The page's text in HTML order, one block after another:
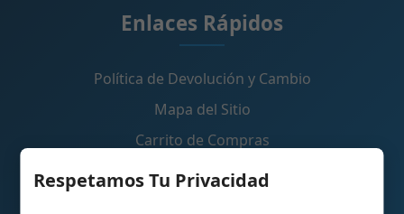
Respetamos Tu Privacidad
Enlaces Rápidos
Política de Devolución y Cambio
Mapa del Sitio
Carrito de Compras